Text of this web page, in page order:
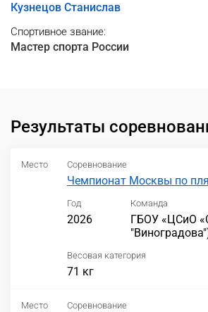
Кузнецов Станислав
Спортивное звание:
Мастер спорта России
Результаты
Место Соревнование
Чемпионат Москвы по
Год
2026
Команда
ГБОУ «ЦСиО
Весовая категория
71 кг
Место Соревнование